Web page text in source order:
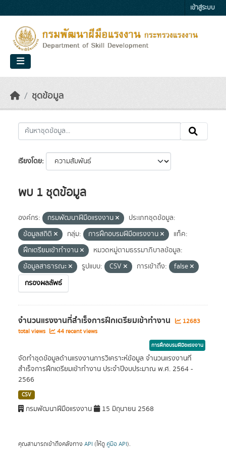
เข้าสู่ระบบ
ชุดข้อมูล
เรียงโดย
พบ 1 ชุดข้อมูล
องค์กร: กรมพัฒนาฝีมือแรงงาน
ประเภทชุดข้อมูล:
ข้อมูลสถิติ
กลุ่ม: การฝึกอบรมฝีมือแรงงาน
แท็ค:
ฝึกเตรียมเข้าทำงาน
หมวดหมู่ตามธรรมาภิบาลข้อมูล:
ข้อมูลสาธารณะ
รูปแบบ: CSV การเข้าถึง:
false
กรองผลลัพธ์
จำนวนแรงงานที่สำเร็จการฝึกเตรียมเข้าทำงาน
12683
total views
44 recent views
การฝึกอบรมฝีมือแรงงาน
จัดทำชุดข้อมูลด้านแรงงานการวิเคราะห์ข้อมูล จำนวนแรงงานที่
สำเร็จการฝึกเตรียมเข้าทำงาน ประจำปีงบประมาณ พ.ศ. 2564 -
2566
CSV
กรมพัฒนาฝีมือแรงงาน 15 มิถุนายน 2568
คุณสามารถเข้าถึงคลังทาง API (ให้ดู คู่มือ API).